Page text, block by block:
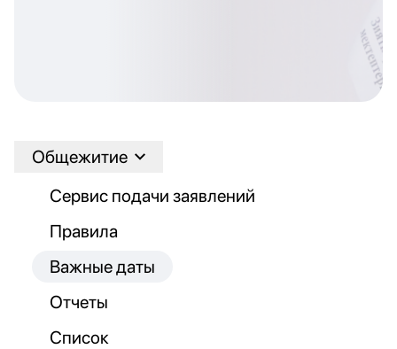
Общежитие
Сервис подачи заявлений
Правила
Важные даты
Отчеты
Список